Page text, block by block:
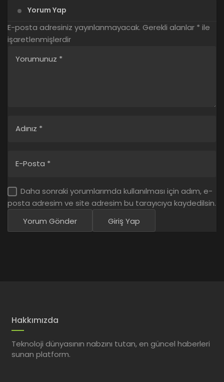
Yorum Yap
E-posta adresiniz yayınlanmayacak. Gerekli alanlar * ile
işaretlenmişlerdir
Yorumunuz *
Adınız *
E-Posta *
Daha sonraki yorumlarımda kullanılması için adım, e-
posta adresim ve site adresim bu tarayıcıya kaydedilsin.
Yorum Gönder
Giriş Yap
Hakkımızda
Teknoloji dünyasının nabzını tutan, en güncel haberleri
sunan platform.